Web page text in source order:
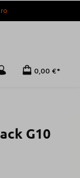
0,00 €*
G10